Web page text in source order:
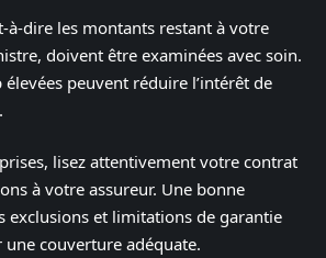
à-dire les montants restant à votre
doivent être examinées avec soin.
peuvent réduire l’intérêt de
lisez attentivement votre contrat
à votre assureur. Une bonne
exclusions et limitations de garantie
couverture adéquate.